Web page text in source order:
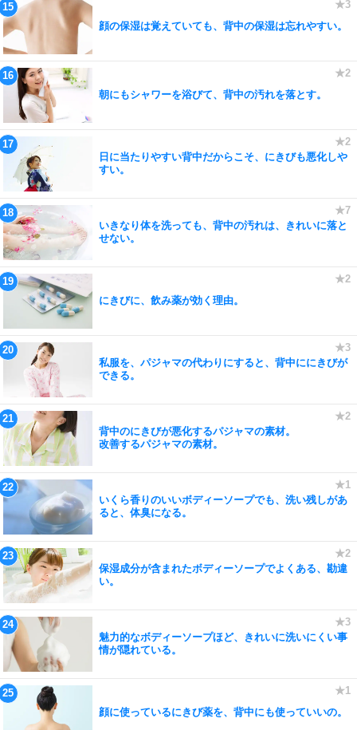
顔の保湿は覚えていても、背中の保湿は忘れやすい。
朝にもシャワーを浴びて、背中の汚れを落とす。
日に当たりやすい背中だからこそ、にきびも悪化しや
すい。
いきなり体を洗っても、背中の汚れは、きれいに落と
せない。
にきびに、飲み薬が効く理由。
私服を、パジャマの代わりにすると、背中ににきびが
できる。
背中のにきびが悪化するパジャマの素材。
改善するパジャマの素材。
いくら香りのいいボディーソープでも、洗い残しがあ
ると、体臭になる。
保湿成分が含まれたボディーソープでよくある、勘違
い。
魅力的なボディーソープほど、きれいに洗いにくい事
情が隠れている。
顔に使っているにきび薬を、背中にも使っていいの。